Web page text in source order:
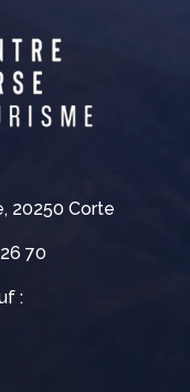
20250 Corte
70
: